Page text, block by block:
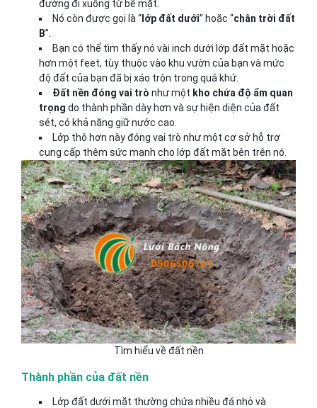
đường đi xuống từ bề mặt.
Nó còn được gọi là “ lớp đất dưới” hoặc “chân trời đất
B”.
Bạn có thể tìm thấy nó vài inch dưới lớp đất mặt hoặc
hơn một feet, tùy thuộc vào khu vườn của bạn và mức
độ đất của bạn đã bị xáo trộn trong quá khứ.
Đất nền đóng vai trò như một kho chứa độ ẩm quan
trọng do thành phần dày hơn và sự hiện diện của đất
sét, có khả năng giữ nước cao.
Lớp thô hơn này đóng vai trò như một cơ sở hỗ trợ
cung cấp thêm sức mạnh cho lớp đất mặt bên trên nó.
Tìm hiểu về đất nền
Thành phần của đất nền
Lớp đất dưới mặt thường chứa nhiều đá nhỏ và